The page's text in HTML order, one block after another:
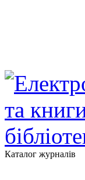
Каталог журналів